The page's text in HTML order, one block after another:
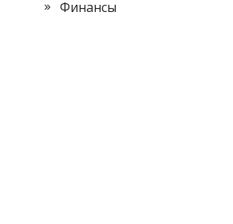
Финансы